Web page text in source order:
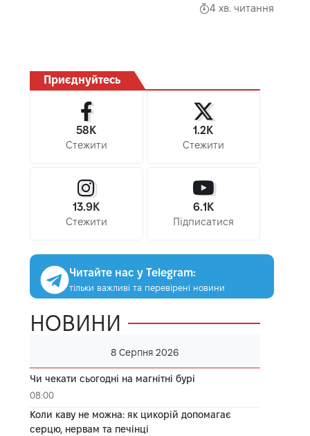
4 хв. читання
Приєднуйтесь
58K
Стежити
1.2K
Стежити
13.9K
Стежити
6.1K
Підписатися
Читайте нас у Telegram:
тільки важливі та перевірені новини
НОВИНИ
8 Серпня 2026
Чи чекати сьогодні на магнітні бурі
08:00
Коли каву не можна: як цикорій допомагає
серцю, нервам та печінці